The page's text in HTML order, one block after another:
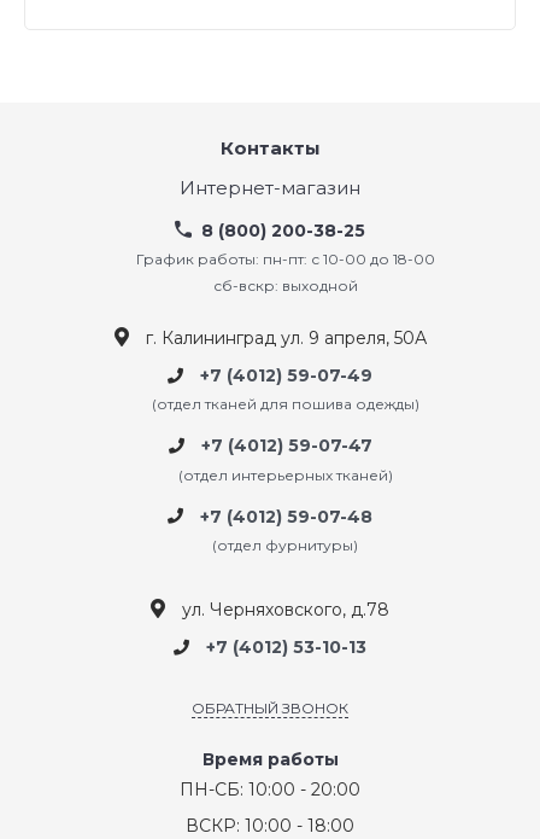
Контакты
Интернет-магазин
8 (800) 200-38-25
График работы: пн-пт: с 10-00 до 18-00
сб-вскр: выходной
г. Калининград ул. 9 апреля, 50А
+7 (4012) 59-07-49
(отдел тканей для пошива одежды)
+7 (4012) 59-07-47
(отдел интерьерных тканей)
+7 (4012) 59-07-48
(отдел фурнитуры)
ул. Черняховского, д.78
+7 (4012) 53-10-13
ОБРАТНЫЙ ЗВОНОК
Время работы
ПН-СБ: 10:00 - 20:00
ВСКР: 10:00 - 18:00